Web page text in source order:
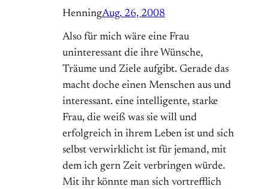
HenningAug. 26, 2008
Also für mich wäre eine Frau
uninteressant die ihre Wünsche,
Träume und Ziele aufgibt. Gerade das
macht doche einen Menschen aus und
interessant. eine intelligente, starke
Frau, die weiß was sie will und
erfolgreich in ihrem Leben ist und sich
selbst verwirklicht ist für jemand, mit
dem ich gern Zeit verbringen würde.
Mit ihr könnte man sich vortrefflich